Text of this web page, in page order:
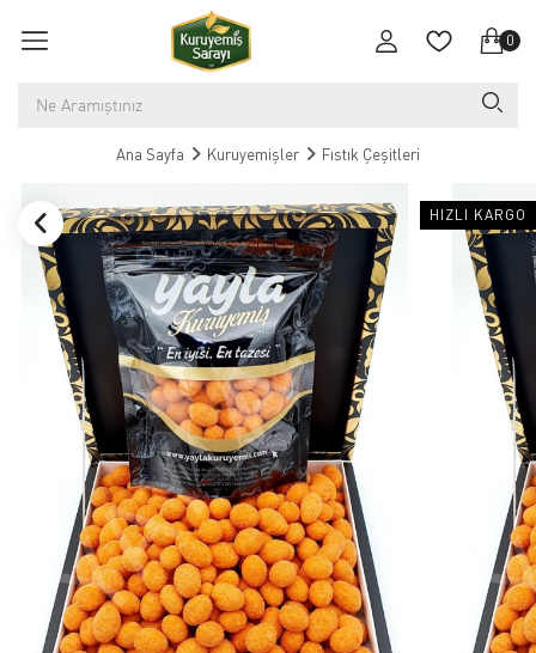
0
Ana Sayfa Kuruyemişler Fıstık Çeşitleri
HIZLI KARGO